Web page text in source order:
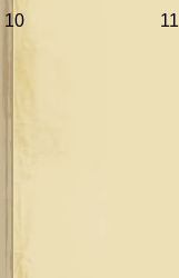
10 11